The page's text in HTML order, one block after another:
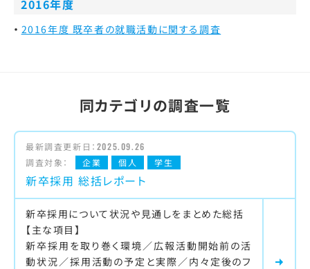
2016年度
2016年度 既卒者の就職活動に関する調査
同カテゴリの調査一覧
最新調査更新日： 2025.09.26
調査対象：
企業 個人 学生
新卒採用 総括レポート
新卒採用について状況や見通しをまとめた総括
【主な項目】
新卒採用を取り巻く環境／広報活動開始前の活
動状況／採用活動の予定と実際／内々定後のフ